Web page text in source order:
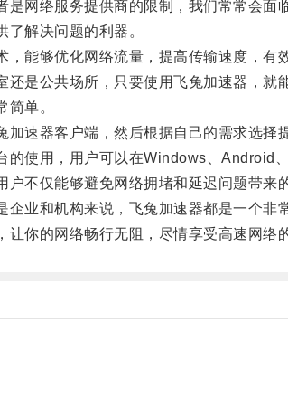
络服务提供商的限制，我们常常会面
解决问题的利器。
够优化网络流量，提高传输速度，有
是公共场所，只要使用飞兔加速器，就能
单。
器客户端，然后根据自己的需求选择
使用，用户可以在Windows、Android、
仅能够避免网络拥堵和延迟问题带来
业和机构来说，飞兔加速器都是一个非常
你的网络畅行无阻，尽情享受高速网络的